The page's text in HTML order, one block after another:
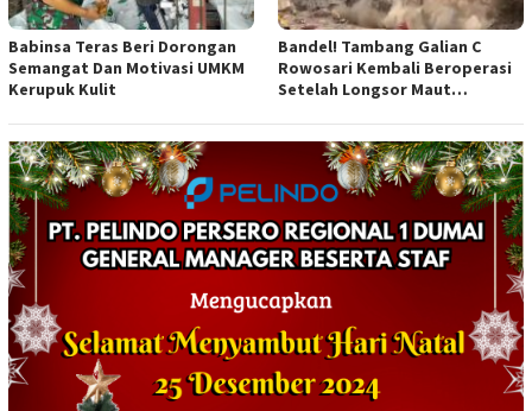
Babinsa Teras Beri Dorongan
Semangat Dan Motivasi UMKM
Kerupuk Kulit
Bandel! Tambang Galian C
Rowosari Kembali Beroperasi
Setelah Longsor Maut